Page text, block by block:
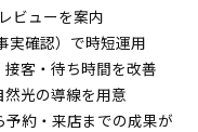
ビューを案内
実確認）で時短運用
接客・待ち時間を改善
光の導線を用意
約・来店までの成果が